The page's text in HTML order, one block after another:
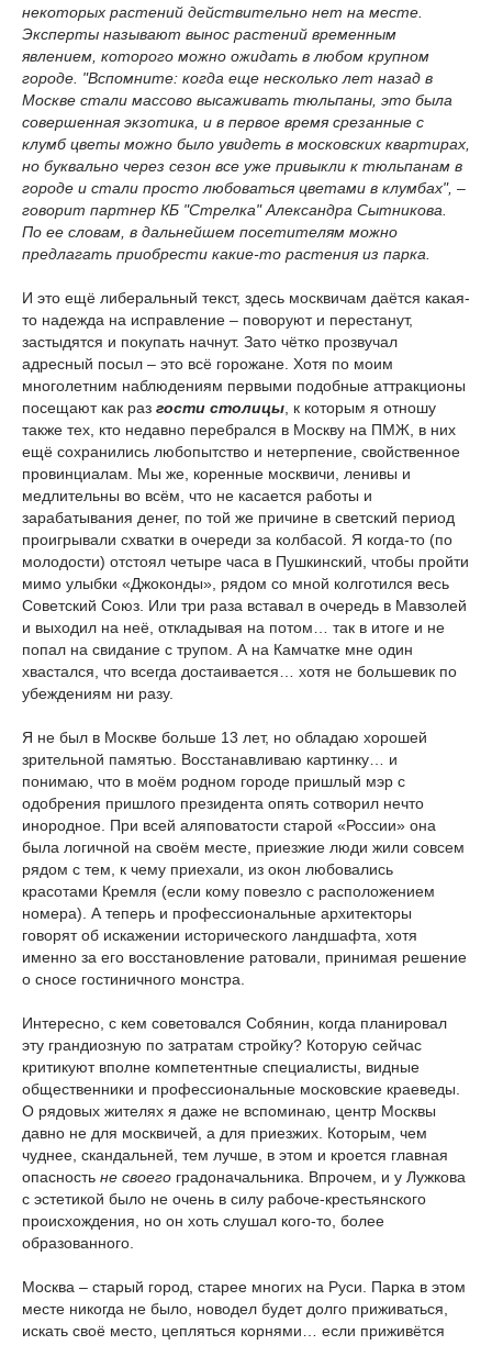
некоторых растений действительно нет на месте.
Эксперты называют вынос растений временным
явлением, которого можно ожидать в любом крупном
городе. "Вспомните: когда еще несколько лет назад в
Москве стали массово высаживать тюльпаны, это была
совершенная экзотика, и в первое время срезанные с
клумб цветы можно было увидеть в московских квартирах,
но буквально через сезон все уже привыкли к тюльпанам в
городе и стали просто любоваться цветами в клумбах", –
говорит партнер КБ "Стрелка" Александра Сытникова.
По ее словам, в дальнейшем посетителям можно
предлагать приобрести какие-то растения из парка.
И это ещё либеральный текст, здесь москвичам даётся какая-
то надежда на исправление – поворуют и перестанут,
застыдятся и покупать начнут. Зато чётко прозвучал
адресный посыл – это всё горожане. Хотя по моим
многолетним наблюдениям первыми подобные аттракционы
посещают как раз гости столицы , к которым я отношу
также тех, кто недавно перебрался в Москву на ПМЖ, в них
ещё сохранились любопытство и нетерпение, свойственное
провинциалам. Мы же, коренные москвичи, ленивы и
медлительны во всём, что не касается работы и
зарабатывания денег, по той же причине в светский период
проигрывали схватки в очереди за колбасой. Я когда-то (по
молодости) отстоял четыре часа в Пушкинский, чтобы пройти
мимо улыбки «Джоконды», рядом со мной колготился весь
Советский Союз. Или три раза вставал в очередь в Мавзолей
и выходил на неё, откладывая на потом… так в итоге и не
попал на свидание с трупом. А на Камчатке мне один
хвастался, что всегда достаивается… хотя не большевик по
убеждениям ни разу.
Я не был в Москве больше 13 лет, но обладаю хорошей
зрительной памятью. Восстанавливаю картинку… и
понимаю, что в моём родном городе пришлый мэр с
одобрения пришлого президента опять сотворил нечто
инородное. При всей аляповатости старой «России» она
была логичной на своём месте, приезжие люди жили совсем
рядом с тем, к чему приехали, из окон любовались
красотами Кремля (если кому повезло с расположением
номера). А теперь и профессиональные архитекторы
говорят об искажении исторического ландшафта, хотя
именно за его восстановление ратовали, принимая решение
о сносе гостиничного монстра.
Интересно, с кем советовался Собянин, когда планировал
эту грандиозную по затратам стройку? Которую сейчас
критикуют вполне компетентные специалисты, видные
общественники и профессиональные московские краеведы.
О рядовых жителях я даже не вспоминаю, центр Москвы
давно не для москвичей, а для приезжих. Которым, чем
чуднее, скандальней, тем лучше, в этом и кроется главная
опасность не своего градоначальника. Впрочем, и у Лужкова
с эстетикой было не очень в силу рабоче-крестьянского
происхождения, но он хоть слушал кого-то, более
образованного.
Москва – старый город, старее многих на Руси. Парка в этом
месте никогда не было, новодел будет долго приживаться,
искать своё место, цепляться корнями… если приживётся